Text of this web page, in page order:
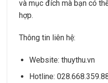
và mục đích mà bạn có
hợp.
Thông tin liên hệ:
Website: thuythu.vn
Hotline: